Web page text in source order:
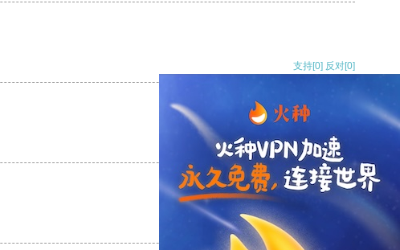
支持[0] 反对[0]
支持[0] 反对
支持